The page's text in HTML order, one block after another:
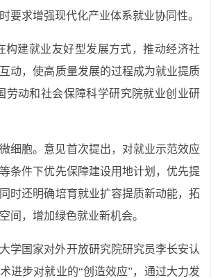
要求增强现代化产业体系就业协同性。
构建就业友好型发展方式，推动经济社
动，使高质量发展的过程成为就业提质
劳动和社会保障科学研究院就业创业研
细胞。意见首次提出，对就业示范效应
条件下优先保障建设用地计划，优先提
时还明确培育就业扩容提质新动能，拓
间，增加绿色就业新机会。
学国家对外开放研究院研究员李长安认
进步对就业的“创造效应”，通过大力发